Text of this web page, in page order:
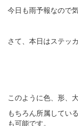
今日も雨予報なので
さて、本日はステッ
このように色、形、
もちろん所属してい
も可能です。